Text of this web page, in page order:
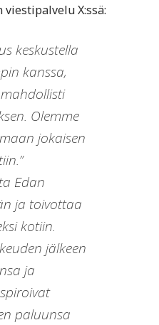
X:ssä:
keskustella
kanssa,
Olemme
jokaisen
Edan
ja toivottaa
kotiin.
jälkeen
ja
paluunsa